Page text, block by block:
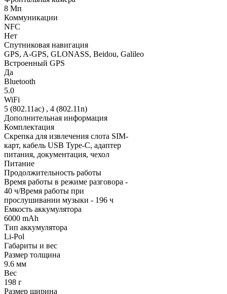
8 Мп
Коммуникации
NFC
Нет
Спутниковая навигация
GPS, A-GPS, GLONASS, Beidou, Galileo
Встроенный GPS
Да
Bluetooth
5.0
WiFi
5 (802.11ac) , 4 (802.11n)
Дополнительная информация
Комплектация
Скрепка для извлечения слота SIM-
карт, кабель USB Type-C, адаптер
питания, документация, чехол
Питание
Продолжительность работы
Время работы в режиме разговора -
40 ч/Время работы при
прослушивании музыки - 196 ч
Емкость аккумулятора
6000 mAh
Тип аккумулятора
Li-Pol
Габариты и вес
Размер толщина
9.6 мм
Вес
198 г
Размер ширина